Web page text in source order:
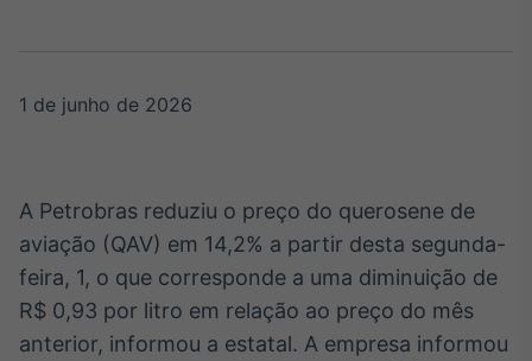
O setor de
energia elétrica
Broadcast
1 de junho de 2026
A Petrobras reduziu o preço do querosene de
aviação (QAV) em 14,2% a partir desta segunda-
feira, 1, o que corresponde a uma diminuição de
R$ 0,93 por litro em relação ao preço do mês
anterior, informou a estatal. A empresa informou